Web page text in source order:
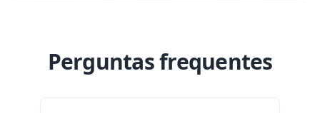
Perguntas frequentes